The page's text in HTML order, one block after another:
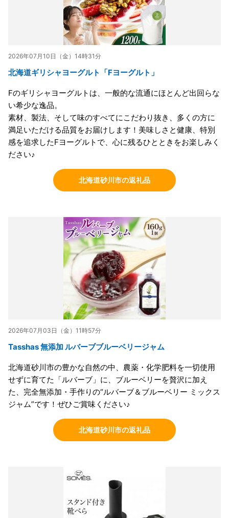
2026年07月10日（金）14時31分
北海道ギリシャヨーグルト「Fヨーグルト」
Fのギリシャヨーグルトは、一般的な流通にほとんど出回らな
い希少な逸品。
素材、製法、そして味のすべてにこだわり抜き、多くの方に
満足いただける品質をお届けします！美味しさと健康、特別
感を追求したFヨーグルトで、心に残るひとときをお楽しみく
ださい♪
北海道砂川市の返礼品
2026年07月03日（金）11時57分
Tasshas 無添加 ルバーブブルーベリージャム
北海道砂川市の豊かな自然の中、農薬・化学肥料を一切使用
せずに育てた「ルバーブ」に、ブルーベリーを贅沢に加え
た、完全無添加・手作りの“ルバーブ＆ブルーベリー ミックス
ジャム”です！ぜひご賞味ください♪
北海道砂川市の返礼品